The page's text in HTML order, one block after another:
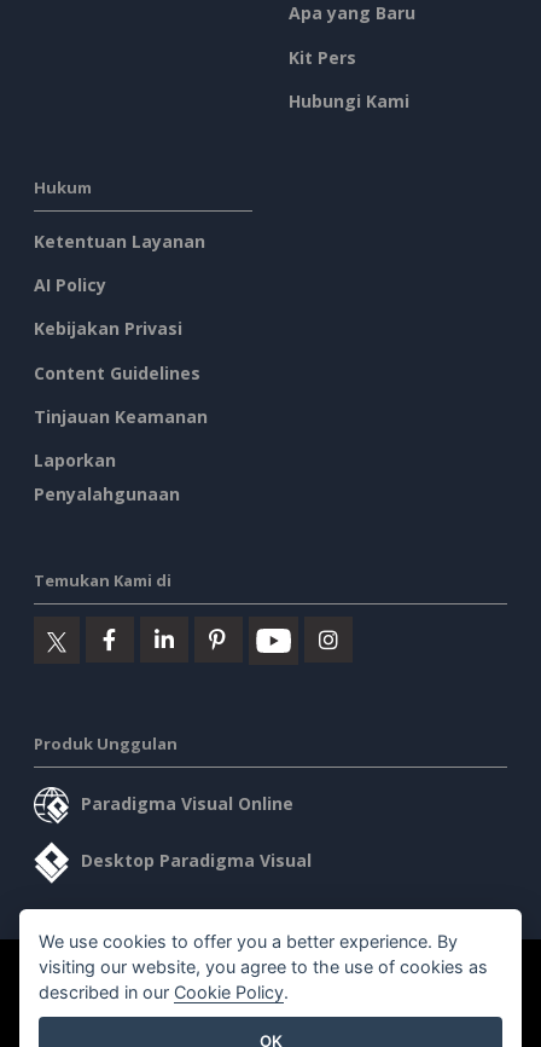
Apa yang Baru
Kit Pers
Hubungi Kami
Hukum
Ketentuan Layanan
AI Policy
Kebijakan Privasi
Content Guidelines
Tinjauan Keamanan
Laporkan
Penyalahgunaan
Temukan Kami di
Produk Unggulan
Paradigma Visual Online
Desktop Paradigma Visual
©2026 by Visual Paradigm. Semua hak cipta dilindungi undang-
undang.
We use cookies to offer you a better experience. By
visiting our website, you agree to the use of cookies as
described in our Cookie Policy.
OK